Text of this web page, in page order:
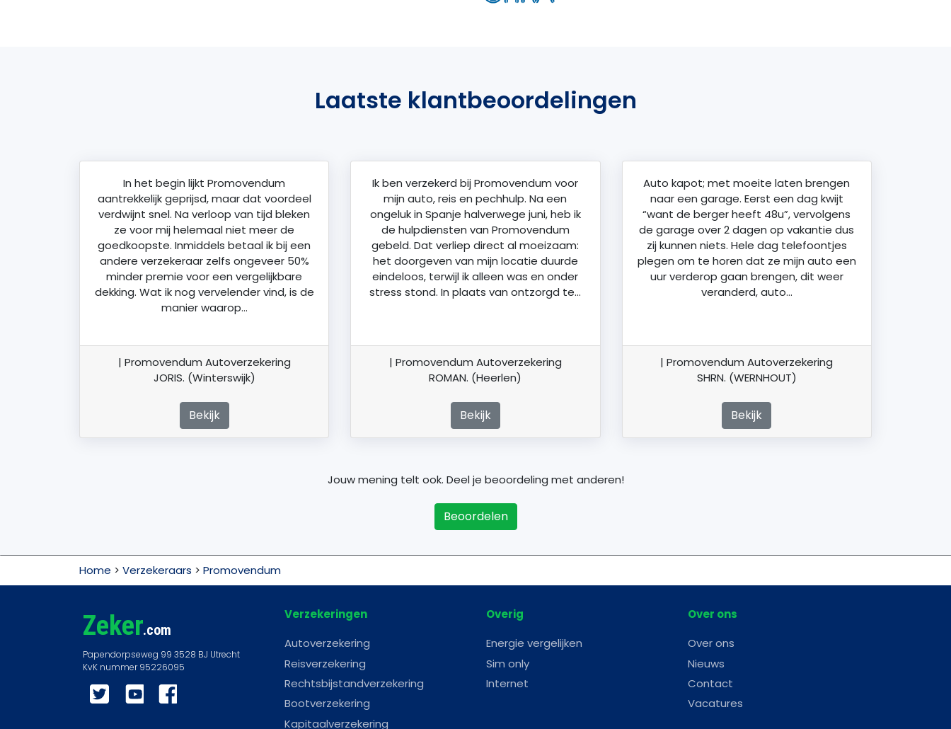
Laatste klantbeoordelingen
In het begin lijkt Promovendum
aantrekkelijk geprijsd, maar dat voordeel
verdwijnt snel. Na verloop van tijd bleken
ze voor mij helemaal niet meer de
goedkoopste. Inmiddels betaal ik bij een
andere verzekeraar zelfs ongeveer 50%
minder premie voor een vergelijkbare
dekking. Wat ik nog vervelender vind, is de
manier waarop…
| Promovendum Autoverzekering
JORIS. (Winterswijk)
Bekijk
Ik ben verzekerd bij Promovendum voor
mijn auto, reis en pechhulp. Na een
ongeluk in Spanje halverwege juni, heb ik
de hulpdiensten van Promovendum
gebeld. Dat verliep direct al moeizaam:
het doorgeven van mijn locatie duurde
eindeloos, terwijl ik alleen was en onder
stress stond. In plaats van ontzorgd te…
| Promovendum Autoverzekering
ROMAN. (Heerlen)
Bekijk
Auto kapot; met moeite laten brengen
naar een garage. Eerst een dag kwijt
“want de berger heeft 48u”, vervolgens
de garage over 2 dagen op vakantie dus
zij kunnen niets. Hele dag telefoontjes
plegen om te horen dat ze mijn auto een
uur verderop gaan brengen, dit weer
veranderd, auto…
| Promovendum Autoverzekering
SHRN. (WERNHOUT)
Bekijk
Jouw mening telt ook. Deel je beoordeling met anderen!
Beoordelen
Home > Verzekeraars > Promovendum
Zeker.com
Twitter YouTube
Verzekeringen
Autoverzekering
Reisverzekering
Rechtsbijstandverzekering
Bootverzekering
Kapitaalverzekering
Overig
Energie vergelijken
Sim only
Internet
Over ons
Over ons
Nieuws
Contact
Vacatures